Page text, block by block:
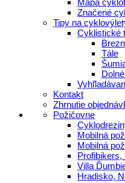
Mapa
Značené
Tipy na
Cyklistické
Tále
Kontakt
Zhrnutie
Požičovne
Mobilná
Mobilná
Profibikers,
Villa
Hradisko,